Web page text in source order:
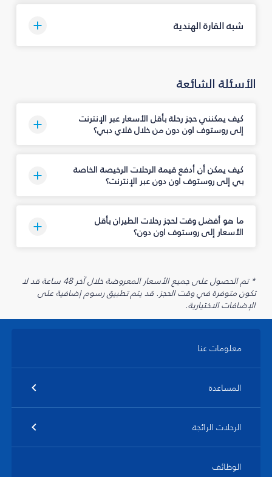
شبه القارة الهندية
الأسئلة الشائعة
كيف يمكنني حجز رحلة بأقل الأسعار عبر الإنترنت
إلى روستوف اون دون من خلال فلاي دبي؟
كيف يمكن أن أدفع قيمة الرحلات الرخيصة الخاصة
بي إلى روستوف اون دون عبر الإنترنت؟
ما هو أفضل وقت لحجز رحلات الطيران بأقل
الأسعار إلى روستوف اون دون؟
* تم الحصول على جميع الأسعار المعروضة خلال آخر 48 ساعة قد لا
تكون متوفرة في وقت الحجز. قد يتم تطبيق رسوم إضافية على
الإضافات الاختيارية.
معلومات عنا
المساعدة
الرحلات الرائجة
الوظائف